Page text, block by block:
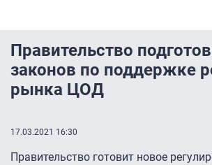
Правительство
законов по поддержке
рынка ЦОД
17.03.2021 16:30
Правительство готовит новое